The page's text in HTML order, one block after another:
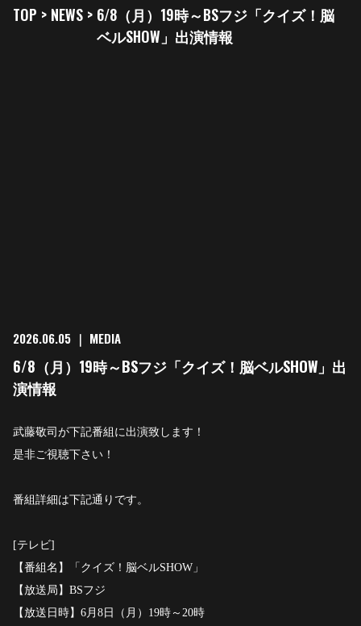
TOP > NEWS > 6/8（月）19時～BSフジ「クイズ！脳
ベルSHOW」出演情報
2026.06.05 ｜ MEDIA
6/8（月）19時～BSフジ「クイズ！脳ベルSHOW」出
演情報
武藤敬司が下記番組に出演致します！
是非ご視聴下さい！
番組詳細は下記通りです。
[テレビ]
【番組名】「クイズ！脳ベルSHOW」
【放送局】BSフジ
【放送日時】6月8日（月）19時～20時